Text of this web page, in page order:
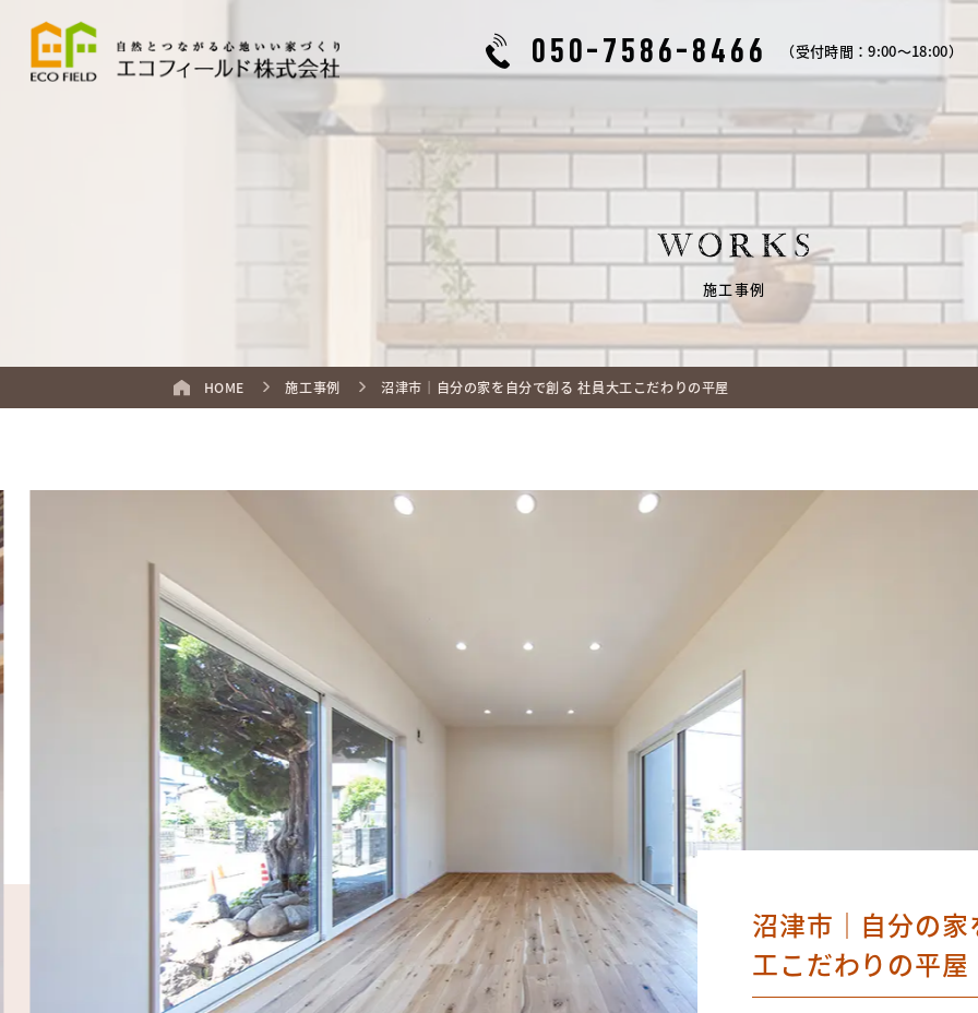
050-7586-8466 （受付時間：9:00～18:00）
WORKS
施工事例
HOME 施工事例 沼津市｜自分の家を自分で創る 社員大工こだわりの平屋
沼津市｜自分の
工こだわりの平屋